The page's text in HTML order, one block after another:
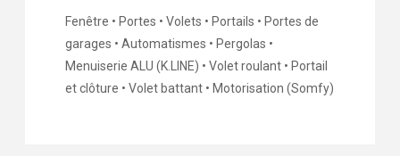
Fenêtre • Portes • Volets • Portails • Portes de
garages • Automatismes • Pergolas •
Menuiserie ALU (K.LINE) • Volet roulant • Portail
et clôture • Volet battant • Motorisation (Somfy)